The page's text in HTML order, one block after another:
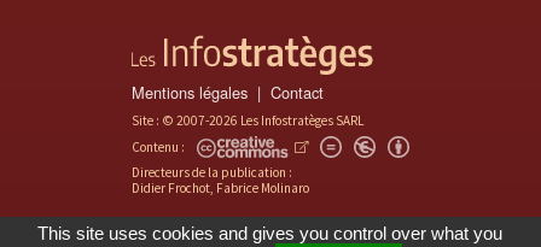
Mentions légales Contact
Site : © 2007-2026 Les Infostratèges SARL
Contenu :
Directeurs de la publication :
Didier Frochot, Fabrice Molinaro
This site uses cookies and gives you control over what you